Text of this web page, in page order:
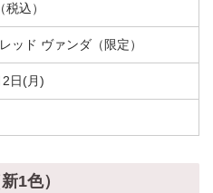
込）
ッド ヴァンダ（限定）
日(月)
1色）